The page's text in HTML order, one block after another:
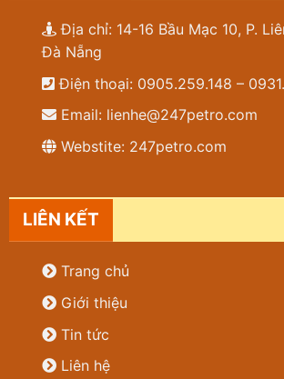
Địa chỉ: 14-16 Bầu Mạc 10, P.
Đà Nẵng
Điện thoại: 0905.259.148 –
Email: lienhe@247petro.com
Webstite: 247petro.com
LIÊN KẾT
Trang chủ
Giới thiệu
Tin tức
Liên hệ